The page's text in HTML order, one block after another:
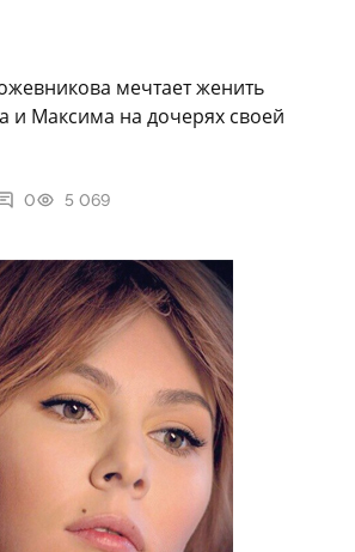
мечтает женить
и Максима на дочерях своей
0 5 069